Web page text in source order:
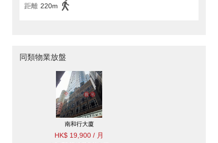
距離 220m
同類物業放盤
南和行大廈
HK$ 19,900 / 月